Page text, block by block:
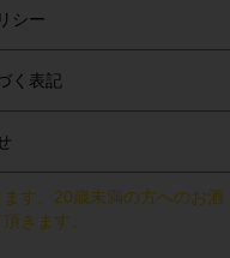
シー
く表記
す。20歳未満の方へのお酒
きます。